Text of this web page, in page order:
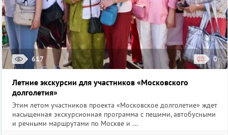
617 0
Летние экскурсии для участников «Московского
долголетия»
Этим летом участников проекта «Московское долголетие» ждет
насыщенная экскурсионная программа с пешими, автобусными
и речными маршрутами по Москве и ...